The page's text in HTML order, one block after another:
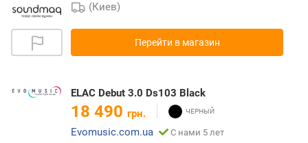
(Киев)
Перейти в магазин
ELAC Debut 3.0 Ds103 Black
18 490 грн.
Evomusic.com.ua
С нами 5 лет